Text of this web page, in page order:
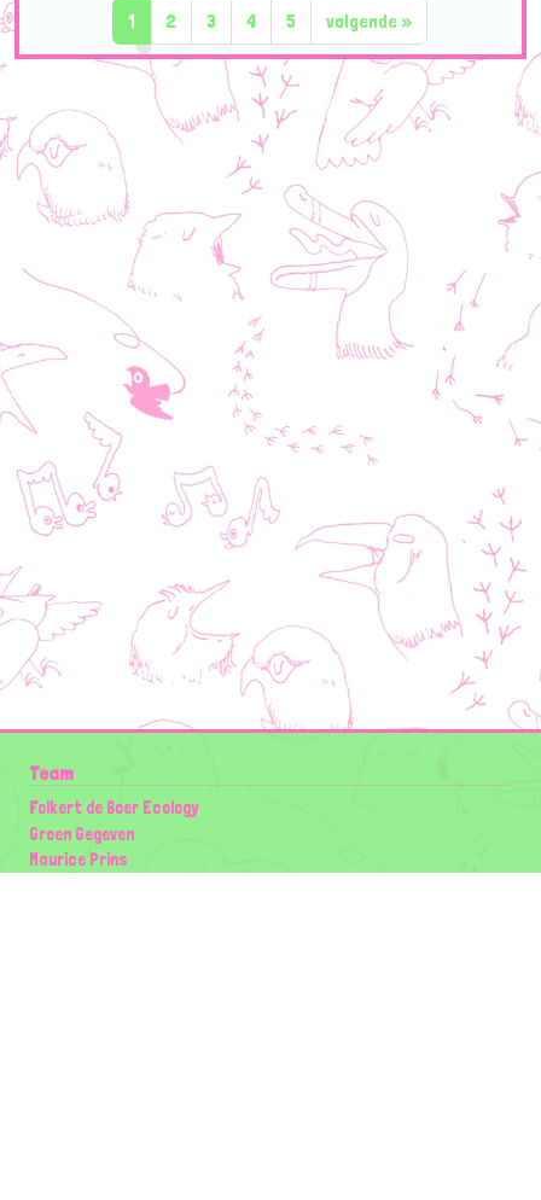
1 2 3 4 5 volgende»
Team
Folkert de Boer Ecology
Groen Gegeven
Maurice Prins